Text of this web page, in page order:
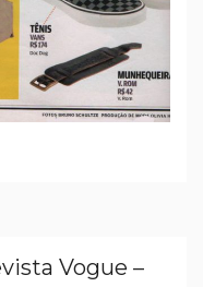
Vogue –